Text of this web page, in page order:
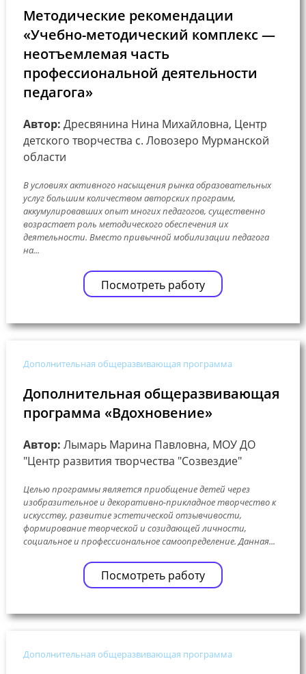
Методические рекомендации
«Учебно-методический комплекс —
неотъемлемая часть
профессиональной деятельности
педагога»
Автор: Дресвянина Нина Михайловна, Центр
детского творчества с. Ловозеро Мурманской
области
В условиях активного насыщения рынка образовательных
услуг большим количеством авторских программ,
аккумулировавших опыт многих педагогов, существенно
возрастает роль методического обеспечения их
деятельности. Вместо привычной мобилизации педагога
на...
Посмотреть работу
Дополнительная общеразвивающая программа
Дополнительная общеразвивающая
программа «Вдохновение»
Автор: Лымарь Марина Павловна, МОУ ДО
"Центр развития творчества "Созвездие"
Целью программы является приобщение детей через
изобразительное и декоративно-прикладное творчество к
искусству, развитие эстетической отзывчивости,
формирование творческой и созидающей личности,
социальное и профессиональное самоопределение. Данная...
Посмотреть работу
Дополнительная общеразвивающая программа